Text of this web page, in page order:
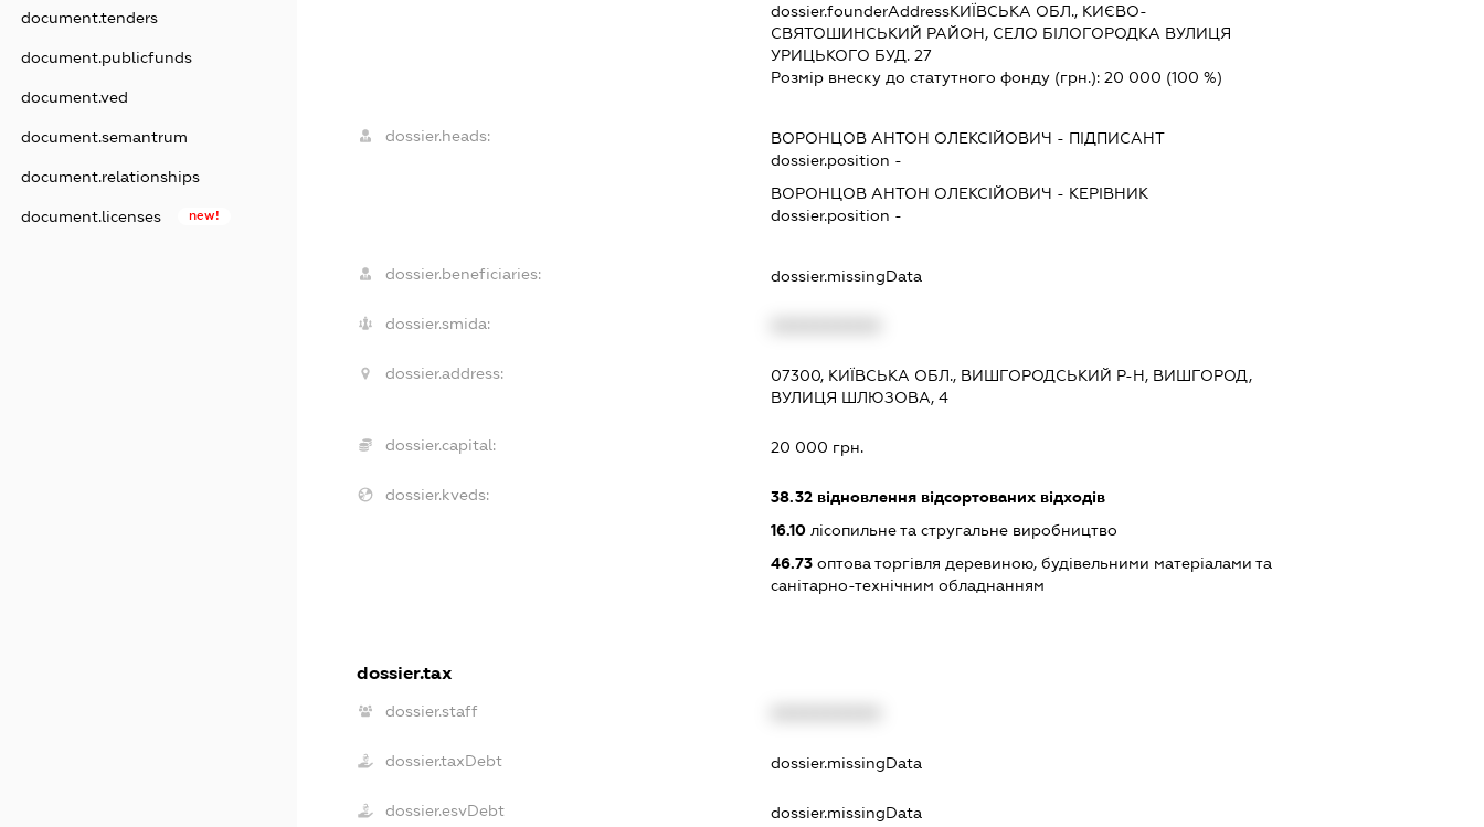
document.tenders
document.publicfunds
document.ved
document.semantrum
document.relationships
document.licenses new!
dossier.founderAddressКИЇВСЬКА ОБЛ., КИЄВО-
СВЯТОШИНСЬКИЙ РАЙОН, СЕЛО БІЛОГОРОДКА ВУЛИЦЯ
УРИЦЬКОГО БУД. 27
Розмір внеску до статутного фонду (грн.): 20 000 (100 %)
dossier.heads: ВОРОНЦОВ АНТОН ОЛЕКСІЙОВИЧ - ПІДПИСАНТ
dossier.position -
ВОРОНЦОВ АНТОН ОЛЕКСІЙОВИЧ - КЕРІВНИК
dossier.position -
dossier.beneficiaries: dossier.missingData
dossier.smida:
dossier.address:
07300, КИЇВСЬКА ОБЛ., ВИШГОРОДСЬКИЙ Р-Н, ВИШГОРОД,
ВУЛИЦЯ ШЛЮЗОВА, 4
dossier.capital: 20 000 грн.
dossier.kveds: 38.32відновлення відсортованих відходів
16.10лісопильне та стругальне виробництво
46.73оптова торгівля деревиною, будівельними матеріалами та
санітарно-технічним обладнанням
dossier.tax
dossier.staff
dossier.taxDebt dossier.missingData
dossier.esvDebt dossier.missingData